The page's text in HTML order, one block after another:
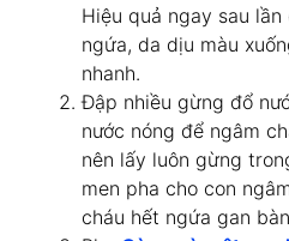
Hiệu quả ngay sau
ngứa, da dịu màu
nhanh.
Đập nhiều gừng đổ
nước nóng để ngâm
nên lấy luôn gừng
men pha cho con
cháu hết ngứa gan